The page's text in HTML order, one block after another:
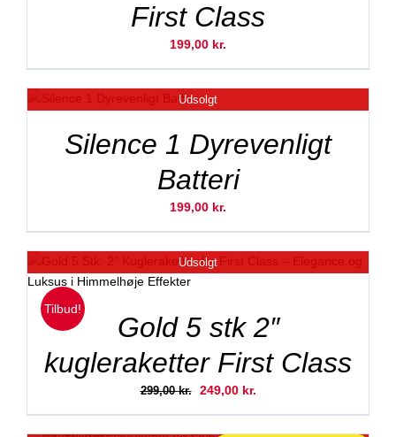
First Class
199,00 kr.
Udsolgt
Silence 1 Dyrevenligt
Batteri
199,00 kr.
Udsolgt
Tilbud!
Gold 5 stk 2″
kugleraketter First Class
299,00kr.
Den
249,00 kr.